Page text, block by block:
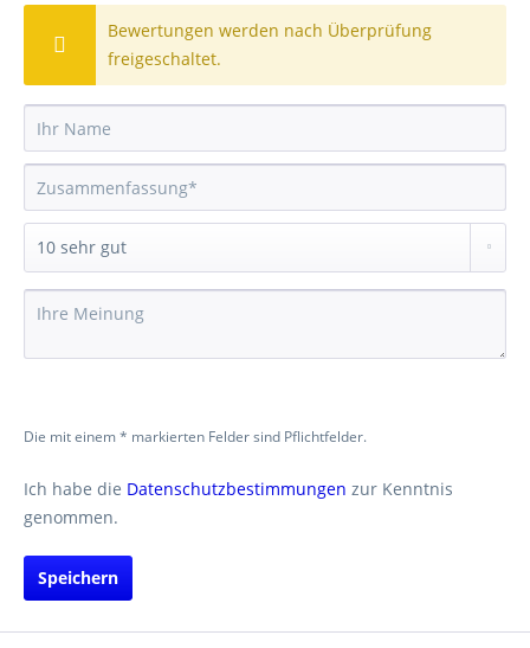
Bewertungen werden nach Überprüfung
freigeschaltet.
Die mit einem * markierten Felder sind Pflichtfelder.
Ich habe die Datenschutzbestimmungen zur Kenntnis
genommen.
Speichern